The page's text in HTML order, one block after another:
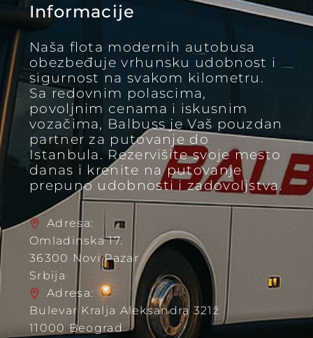
Informacije
Naša flota modernih autobusa
obezbeđuje vrhunsku udobnost i
sigurnost na svakom kilometru.
Sa redovnim polascima,
povoljnim cenama i iskusnim
vozačima, Balbuss je Vaš pouzdan
partner za putovanje do
Istanbula. Rezervišite svoje mesto
danas i krenite na putovanje
prepuno udobnosti i zadovoljstva.
Adresa:
Omladinska 17.
36300 Novi Pazar
Srbija
Adresa:
Bulevar Kralja Aleksandra 321ž
11000 Beograd